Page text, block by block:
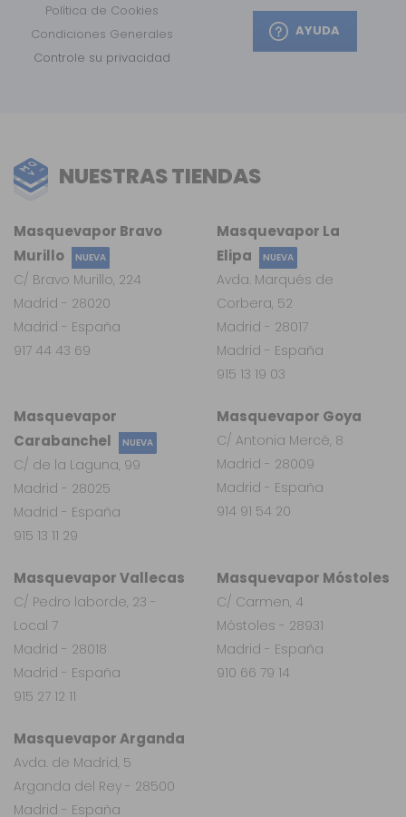
Política de Cookies
Condiciones Generales
Controle su privacidad
AYUDA
NUESTRAS TIENDAS
Masquevapor Arganda
Avda. de Madrid, 5
Arganda del Rey - 28500
Madrid - España
Masquevapor
Carabanchel
NUEVA
C/ de la Laguna, 99
Madrid - 28025
Madrid - España
915 13 11 29
Masquevapor Vallecas
C/ Pedro laborde, 23 -
Local 7
Madrid - 28018
Madrid - España
915 27 12 11
Masquevapor Móstoles
C/ Carmen, 4
Móstoles - 28931
Madrid - España
910 66 79 14
Masquevapor Goya
C/ Antonia Mercé, 8
Madrid - 28009
Madrid - España
914 91 54 20
Masquevapor La
Elipa
NUEVA
Avda. Marqués de
Corbera, 52
Madrid - 28017
Madrid - España
915 13 19 03
Masquevapor Bravo
Murillo
NUEVA
C/ Bravo Murillo, 224
Madrid - 28020
Madrid - España
917 44 43 69